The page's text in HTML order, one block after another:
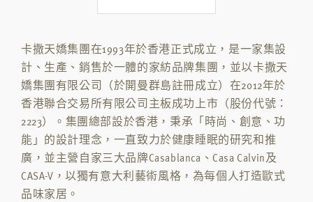
卡撒天嬌集團在1993年於香港正式成立，是一家集設
計、生產、銷售於一體的家紡品牌集團，並以卡撒天
嬌集團有限公司（於開曼群島註冊成立）在2012年於
香港聯合交易所有限公司主板成功上市（股份代號：
2223）。集團總部設於香港，秉承「時尚、創意、功
能」的設計理念，一直致力於健康睡眠的研究和推
廣，並主營自家三大品牌Casablanca、Casa Calvin及
CASA-V，以獨有意大利藝術風格，為每個人打造歐式
品味家居。